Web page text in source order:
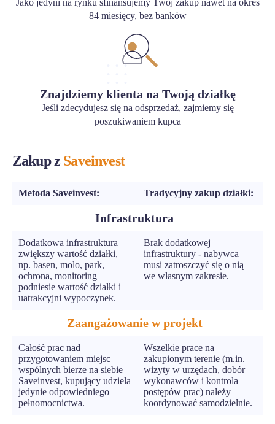
Jako jedyni na rynku sfinansujemy Twój zakup nawet na okres
84 miesięcy, bez banków
Znajdziemy klienta na Twoją działkę
Jeśli zdecydujesz się na odsprzedaż, zajmiemy się
poszukiwaniem kupca
Zakup z Saveinvest
Metoda Saveinvest: Tradycyjny zakup działki:
Infrastruktura
Dodatkowa infrastruktura
zwiększy wartość działki,
np. basen, molo, park,
ochrona, monitoring
podniesie wartość działki i
uatrakcyjni wypoczynek.
Brak dodatkowej
infrastruktury - nabywca
musi zatroszczyć się o nią
we własnym zakresie.
Zaangażowanie w projekt
Całość prac nad
przygotowaniem miejsc
wspólnych bierze na siebie
Saveinvest, kupujący udziela
jedynie odpowiedniego
pełnomocnictwa.
Wszelkie prace na
zakupionym terenie (m.in.
wizyty w urzędach, dobór
wykonawców i kontrola
postępów prac) należy
koordynować samodzielnie.